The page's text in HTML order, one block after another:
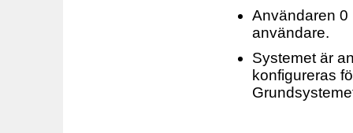
Användaren 0
användare.
Systemet är
konfigureras